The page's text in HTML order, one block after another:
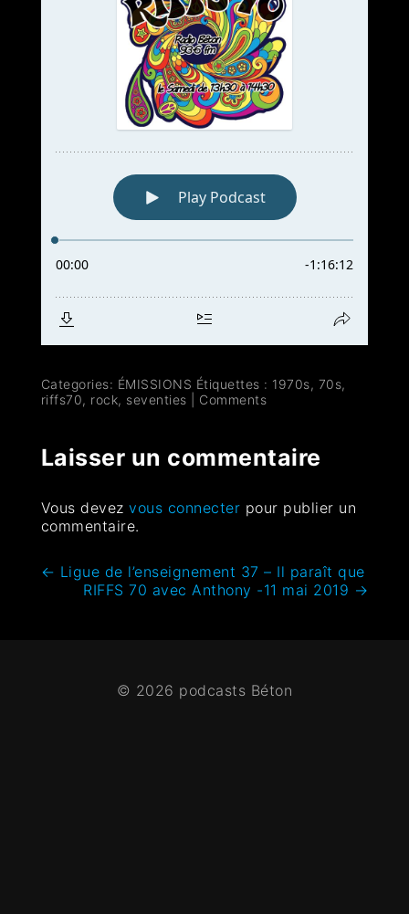
Categories: ÉMISSIONS Étiquettes : 1970s, 70s,
riffs70, rock, seventies Comments
Laisser un commentaire
Vous devezvous connecter pour publier un
commentaire.
← Ligue de l’enseignement 37 – Il paraît que
RIFFS 70 avec Anthony -11 mai 2019 →
© 2026 podcasts Béton